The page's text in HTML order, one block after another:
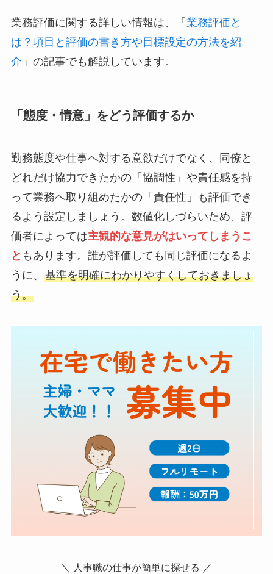
業務評価に関する詳しい情報は、「 業務評価と
は？項目と評価の書き方や目標設定の方法を紹
介 」の記事でも解説しています。
「態度・情意」をどう評価するか
勤務態度や仕事へ対する意欲だけでなく、同僚と
どれだけ協力できたかの「協調性」や責任感を持
って業務へ取り組めたかの「責任性」も評価でき
るよう設定しましょう。数値化しづらいため、評
価者によっては主観的な意見がはいってしまうこ
と もあります。誰が評価しても同じ評価になるよ
うに、 基準を明確にわかりやすくしておきましょ
う。
＼ 人事職の仕事が簡単に探せる ／